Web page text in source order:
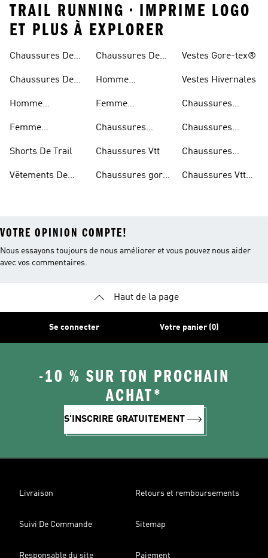
TRAIL RUNNING • IMPRIME LOGO
ET PLUS À EXPLORER
Chaussures De
Chaussures De
Imperméables
Homme
Trail
Femme
Trail
Shorts De Trail
Vêtements De
Chaussures De
Homme
Randonnée
Femme
Randonnée
Chaussures
Chaussures Vtt
Chaussures gore-
Vestes Gore-tex®
Vestes Hivernales
Chaussures
Chaussures
Chaussures
Randonnée
Chaussures Vtt
VOTRE OPINION COMPTE!
Nous essayons toujours de nous améliorer et vous pouvez nous aider
avec vos commentaires.
Haut de la page
Se connecter Votre panier (0)
-10 % SUR TON PROCHAIN
ACHAT*
S'INSCRIRE GRATUITEMENT
Livraison Retours et remboursements
Suivi De Commande Sitemap
Responsable du site Paiement